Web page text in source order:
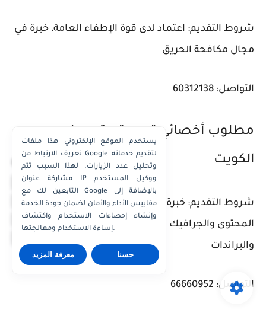
شروط التقديم: اعتماد لدى قوة الإطفاء العامة، خبرة في
مجال مكافحة الحريق
التواصل: 60312138
مطلوب أخصائي تسويق رقمي في
الكويت
شروط التقديم: خبرة في التسويق الرقمي، صناعة
المحتوى والجرافيك ديزاين، التواصل مع المشاهير
والبراندات
التواصل: 66660952
واتساب الكويت
واتساب قطر
واتساب عُمان
يستخدم الموقع الإلكتروني هذا ملفات
تعريف الارتباط من Google لتقديم خدماته
وتحليل عدد الزيارات. لهذا السبب تتم
مشاركة عنوان IP ووكيل المستخدم
التابعين لك مع Google بالإضافة إلى
مقاييس الأداء والأمان لضمان جودة الخدمة
وإنشاء إحصاءات الاستخدام واكتشاف
إساءة الاستخدام ومعالجتها.
معرفة المزيد حسنا